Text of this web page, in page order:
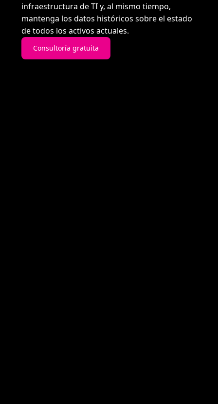
infraestructura de TI y, al mismo tiempo,
mantenga los datos históricos sobre el estado
de todos los activos actuales.
Consultoría gratuita